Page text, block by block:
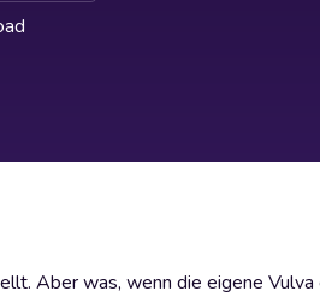
Aber was, wenn die eigene